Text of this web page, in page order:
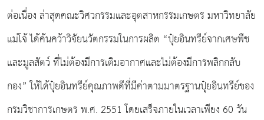
ต่อเนื่อง ล่าสุดคณะวิศวกรรมและอุตสาหกรรมเกษตร มหาวิทยาลัย
แม่โจ้ ได้ค้นคว้าวิจัยนวัตกรรมในการผลิต “ปุ๋ยอินทรีย์จากเศษพืช
และมูลสัตว์ ที่ไม่ต้องมีการเติมอากาศและไม่ต้องมีการพลิกกลับ
กอง” ให้ได้ปุ๋ยอินทรีย์คุณภาพดีที่มีค่าตามมาตรฐานปุ๋ยอินทรีย์ของ
กรมวิชาการเกษตร พ.ศ. 2551 โดยเสร็จภายในเวลาเพียง 60 วัน